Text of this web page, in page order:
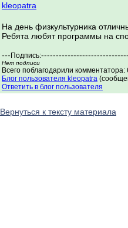
kleopatra
На день физкультурника
Ребята любят программы на
--- Подпись:
Нет подписи
Всего поблагодарили
Блог пользователя kleopatra
Ответить в блог пользователя
Вернуться к тексту материала